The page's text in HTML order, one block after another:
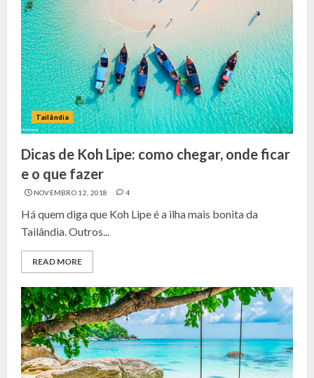
Tailândia
Dicas de Koh Lipe: como chegar, onde ficar
e o que fazer
NOVEMBRO 12, 2018 4
Há quem diga que Koh Lipe é a ilha mais bonita da
Tailândia. Outros...
READ MORE